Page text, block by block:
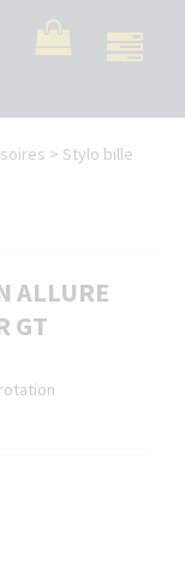
Toggle
navigation
> Stylo bille
ALLURE
GT